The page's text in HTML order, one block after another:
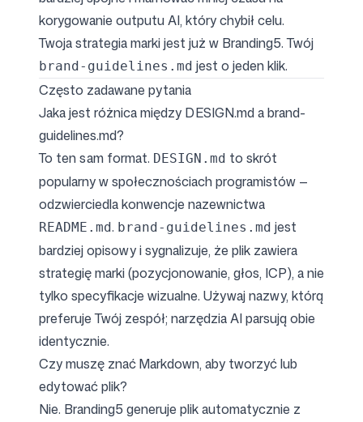
korygowanie outputu AI, który chybił celu.
Twoja strategia marki jest już w Branding5. Twój
brand-guidelines.md jest o jeden klik.
Często zadawane pytania
Jaka jest różnica między DESIGN.md a brand-
guidelines.md?
To ten sam format. DESIGN.md to skrót
popularny w społecznościach programistów —
odzwierciedla konwencje nazewnictwa
README.md. brand-guidelines.md jest
bardziej opisowy i sygnalizuje, że plik zawiera
strategię marki (pozycjonowanie, głos, ICP), a nie
tylko specyfikacje wizualne. Używaj nazwy, którą
preferuje Twój zespół; narzędzia AI parsują obie
identycznie.
Czy muszę znać Markdown, aby tworzyć lub
edytować plik?
Nie. Branding5 generuje plik automatycznie z